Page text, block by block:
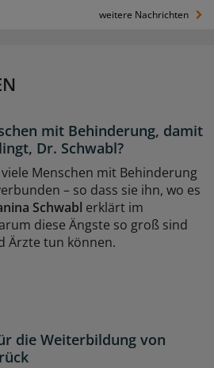
weitere Nachrichten
mit Behinderung, damit
Dr. Schwabl?
Menschen mit Behinderung
– so dass sie ihn, wo es
Schwabl erklärt im
diese Ängste so groß sind
Ärzte tun können.
die Weiterbildung von